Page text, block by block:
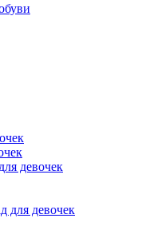
девочек
для девочек